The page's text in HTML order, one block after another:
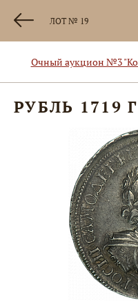
ЛОТ № 19
Очный аукцион №3
РУБЛЬ 1719